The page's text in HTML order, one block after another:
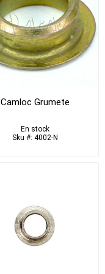
Camloc Grumete
En stock
Sku #: 4002-N